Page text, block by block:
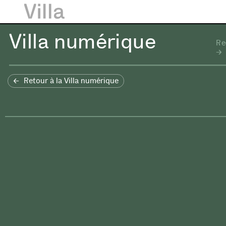
Villa numérique
Retour à la Villa numérique